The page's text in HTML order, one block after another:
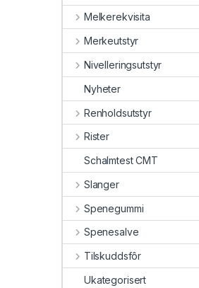
Melkerekvisita
Merkeutstyr
Nivelleringsutstyr
Nyheter
Renholdsutstyr
Rister
Schalmtest CMT
Slanger
Spenegummi
Spenesalve
Tilskuddsfôr
Ukategorisert